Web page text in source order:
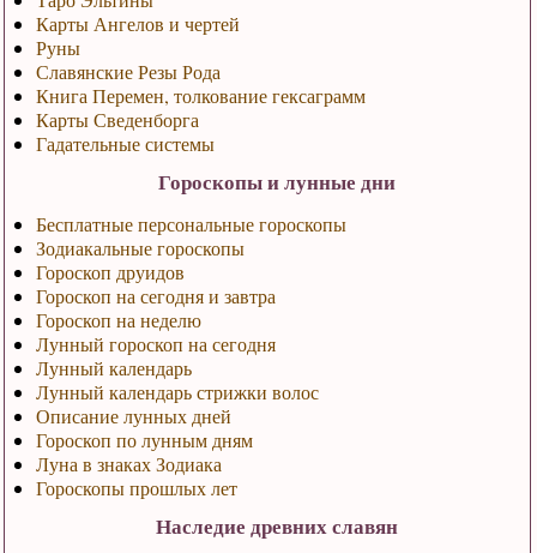
Карты Ангелов и чертей
Руны
Славянские Резы Рода
Книга Перемен, толкование гексаграмм
Карты Сведенборга
Гадательные системы
Гороскопы и лунные дни
Бесплатные персональные гороскопы
Зодиакальные гороскопы
Гороскоп друидов
Гороскоп на сегодня и завтра
Гороскоп на неделю
Лунный гороскоп на сегодня
Лунный календарь
Лунный календарь стрижки волос
Описание лунных дней
Гороскоп по лунным дням
Луна в знаках Зодиака
Гороскопы прошлых лет
Наследие древних славян